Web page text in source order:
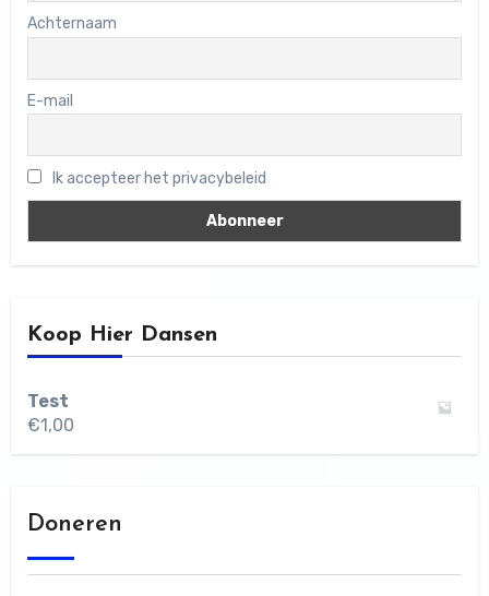
Achternaam
E-mail
Ik accepteer het privacybeleid
Koop Hier Dansen
Test
€1,00
Doneren